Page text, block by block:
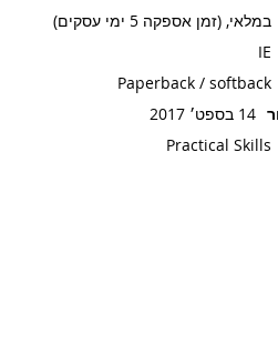
במלאי, (זמן אספקה 5 ימי עסקים)
IE
Paperback / softback
14 בספט׳ 2017
Practical Skills